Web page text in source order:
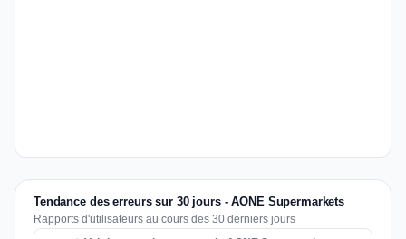
Tendance des erreurs sur 30 jours - AONE Supermarkets
Rapports d'utilisateurs au cours des 30 derniers jours